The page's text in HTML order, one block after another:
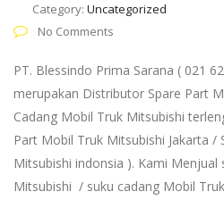
Category: Uncategorized
No Comments
PT. Blessindo Prima Sarana ( 021
merupakan Distributor Spare Part
Cadang Mobil Truk Mitsubishi
Part Mobil Truk Mitsubishi Jakarta /
Mitsubishi indonsia ). Kami
Mitsubishi / suku cadang Mobil